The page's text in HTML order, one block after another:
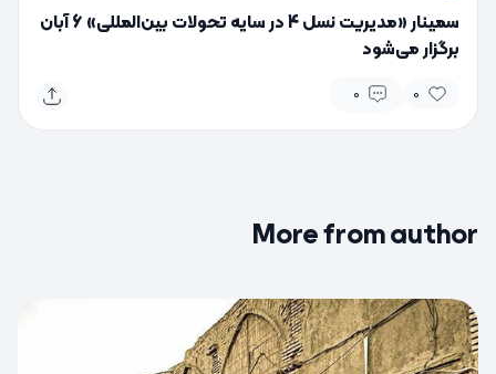
سمینار «مدیریت نسل 4 در سایه تحولات بین‌المللی» 6 آبان
برگزار می‌شود
0
0
More from author
0